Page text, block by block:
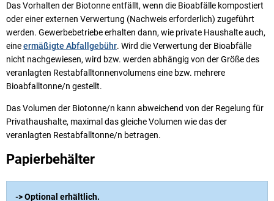
Das Vorhalten der Biotonne entfällt, wenn die Bioabfälle kompostiert
oder einer externen Verwertung (Nachweis erforderlich) zugeführt
werden. Gewerbebetriebe erhalten dann, wie private Haushalte auch,
eineermäßigte Abfallgebühr. Wird die Verwertung der Bioabfälle
nicht nachgewiesen, wird bzw. werden abhängig von der Größe des
veranlagten Restabfalltonnenvolumens eine bzw. mehrere
Bioabfalltonne/n gestellt.
Das Volumen der Biotonne/n kann abweichend von der Regelung für
Privathaushalte, maximal das gleiche Volumen wie das der
veranlagten Restabfalltonne/n betragen.
Papierbehälter
-> Optional erhältlich.